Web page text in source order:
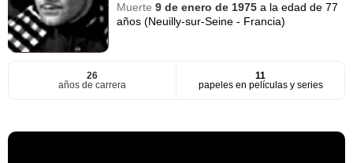
Muerte9 de enero de 1975a la edad de 77
años (Neuilly-sur-Seine - Francia)
26
años de carrera
11
papeles en películas y series